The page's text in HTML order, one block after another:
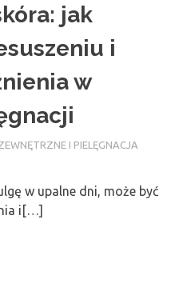
jak
i
w
I PIELĘGNACJA
w upalne dni, może być
i[…]